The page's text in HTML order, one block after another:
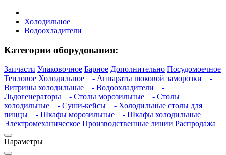
Холодильное
Водоохладители
Категории оборудования:
Запчасти Упаковочное Барное Дополнительно Посудомоечное
Тепловое Холодильное - Аппараты шоковой замoрoзки
-
Витрины холодильные
- Водоохладители
-
Льдогенераторы
- Столы морозильные
- Столы
холодильные
- Суши-кейсы
- Холодильные столы для
пиццы
- Шкафы морозильные
- Шкафы холодильные
Электромеханическое Производственные линии Распродажа
Параметры